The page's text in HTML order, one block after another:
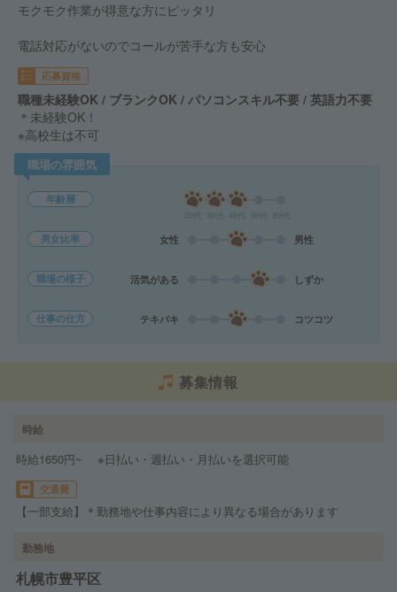
モクモク作業が得意な方にピッタリ
電話対応がないのでコールが苦手な方も安心
応募資格
職種未経験OK / ブランクOK / パソコンスキル不要 / 英語力不要
＊未経験OK！
※高校生は不可
職場の雰囲気
年齢層
男女比率 女性 男性
職場の様子 活気がある しずか
仕事の仕方 テキパキ コツコツ
募集情報
時給
時給1650円~ ※日払い・週払い・月払いを選択可能
交通費
【一部支給】＊勤務地や仕事内容により異なる場合があります
勤務地
札幌市豊平区